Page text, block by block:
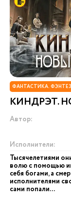
ФАНТАСТИКА.
КИНДРЭТ.
Автор:
Исполнители:
Тысячелетиями
волю с помощью
себя богами, а
исполнителями
сами попали...